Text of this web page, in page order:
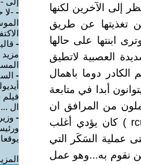
إلى الآخرين لكنها
من تغذيتها عن طريق
ابنتها على حالها
العصبية لاتطيق
دوما باهمال
أبدا في متابعة
من المرافق ان
يكون بمستوى المسؤولية للعناية بالمريض... المرافق في( rcu ) كان يؤدي أغلب
عملية السَكَر التي
نقوم به...وهو عمل
- -لا
-
-
ال ...
-